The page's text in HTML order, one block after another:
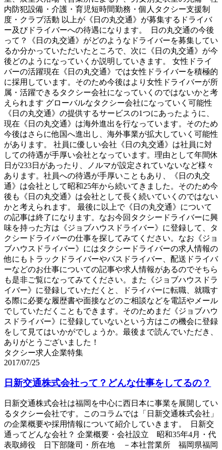
内防犯設備・介護・育児短時間勤務・個人タクシー支援制
度・クラブ活動 以上が《日の丸交通》が募集するドライバ
ー及びドライバーへの待遇になります。 日の丸交通の今後
って？《日の丸交通》がどのようなドライバーを募集してい
るか分かっていただいたところで、次に《日の丸交通》が今
後どのようになっていくか説明していきます。 女性ドライ
バーの活躍現在《日の丸交通》では女性ドライバーを積極的
に採用しています。そのため今後はより女性ドライバーが所
属・活躍できるタクシー会社になっていくのではないかと考
えられます グローバルなタクシー会社になっていく可能性
《日の丸交通》の提供するサービスの1つにあったように、
現在《日の丸交通》は海外進出を行なっています。そのため
今後はさらに他国へ進出し、海外事業が拡大していく可能性
があります。 社員に優しい会社《日の丸交通》は社員に対
しての待遇が手厚い会社となっています。理由として年間休
日が233日があったり、ノルマが設定されていないなど様々
あります。社員への待遇が手厚いこともあり、《日の丸交
通》は会社として昭和25年から続いてきました。そのため今
後も《日の丸交通》は会社として長く続いていくのではない
かと考えられます。 最後に以上で《日の丸交通》について
の記事は終了になります。なお今回タクシードライバーに興
味を持った方は《ジョブハウスドライバー》に登録して、タ
クシードライバーの仕事を探してみてください。なお《ジョ
ブハウスドライバー》にはタクシードライバーの求人情報の
他にもトラックドライバーやバスドライバー、配送ドライバ
ーなどのお仕事についての記事や求人情報があるのでそちら
も是非ご覧になってみてください。また《ジョブハウスドラ
イバー》に登録していただくと、ドライバーに転職、就職す
る際に必要な履歴書や面接などのご相談などを電話やメール
でしていただくこともできます。そのためまだ《ジョブハウ
スドライバー》に登録していないという方はこの機会に登録
をして見てはいかがでしょうか。最後まで読んでいただき、
ありがとうございました！
タクシー求人企業特集
2017/07/25
日新交通株式会社って？どんな仕事をしてるの？
日新交通株式会社は福岡を中心に西日本に事業を展開してい
るタクシー会社です。このコラムでは「日新交通株式会社」
の企業概要や採用情報について紹介していきます。 日新交
通ってどんな会社？ 企業概要・会社設立 昭和35年4月・代
表取締役 日下部隆司・所在地 －本社営業所 福岡県福岡